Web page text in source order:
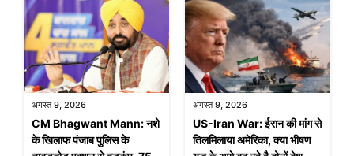
अगस्त 9, 2026
CM Bhagwant Mann: नशे
के खिलाफ पंजाब पुलिस के
अगस्त 9, 2026
US-Iran War: ईरान की मांग से
तिलमिलाया अमेरिका, क्या भीषण